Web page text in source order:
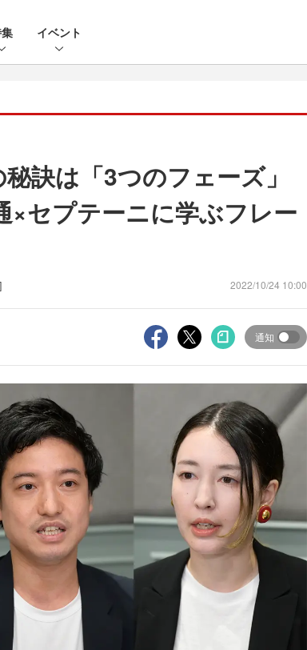
イベント
訣は「3つのフェーズ」
セプテーニに学ぶフレー
2022/10/24 10:00
通知